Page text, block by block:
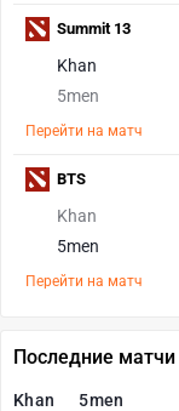
Khan
5men
Перейти на матч
Summit 13
Khan
5men
Перейти на матч
BTS
Последние матчи
Khan 5men